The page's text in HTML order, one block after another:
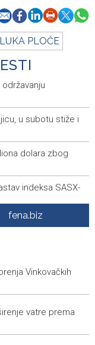
LUKA PLOČE
u subotu stiže i
dolara zbog
indeksa SASX-
53. Međunarodni
granične
susret
fena.biz
Vinkovačkih
vatre prema